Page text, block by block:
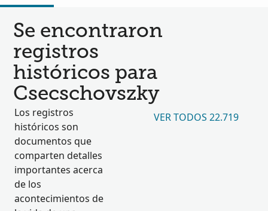
Se encontraron
registros
históricos para
Csecschovszky
Los registros
históricos son
documentos que
comparten detalles
importantes acerca
de los
acontecimientos de
VER TODOS 22.719